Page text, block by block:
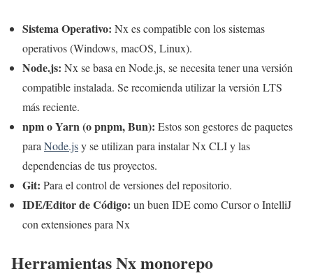
Sistema Operativo: Nx es compatible con los sistemas
operativos (Windows, macOS, Linux).
Node.js: Nx se basa en Node.js, se necesita tener una versión
compatible instalada. Se recomienda utilizar la versión LTS
más reciente.
npm o Yarn (o pnpm, Bun): Estos son gestores de paquetes
para Node.jsy se utilizan para instalar Nx CLI y las
dependencias de tus proyectos.
Git: Para el control de versiones del repositorio.
IDE/Editor de Código: un buen IDE como Cursor o IntelliJ
con extensiones para Nx
Herramientas Nx monorepo